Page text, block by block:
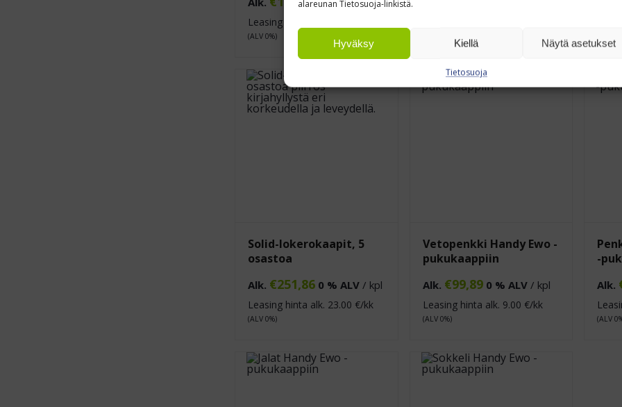
alareunan Tietosuoja-linkistä.
Hyväksy Kiellä Näytä asetukset
Tietosuoja
Leasing hinta alk.
(ALV 0%)
Solid-lokerokaapit, 5
osastoa
Alk. €251,86 0 % ALV / kpl
Leasing hinta alk. 23.00 €/kk
(ALV 0%)
Vetopenkki Handy Ewo -
pukukaappiin
Alk. €99,89 0 % ALV/ kpl
Leasing hinta alk. 9.00 €/kk
(ALV 0%)
-
Alk.
(ALV